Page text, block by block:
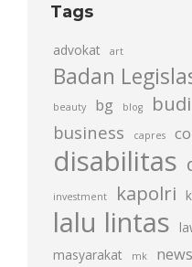
Tags
advokat art
Badan
beauty bg blog
business capres
disabilitas
investment kapolri
lalu lintas
masyarakat mk news